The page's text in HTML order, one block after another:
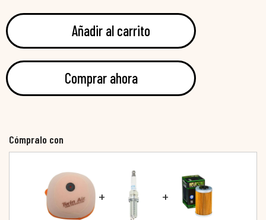
Añadir al carrito
Comprar ahora
Cómpralo con
+ +